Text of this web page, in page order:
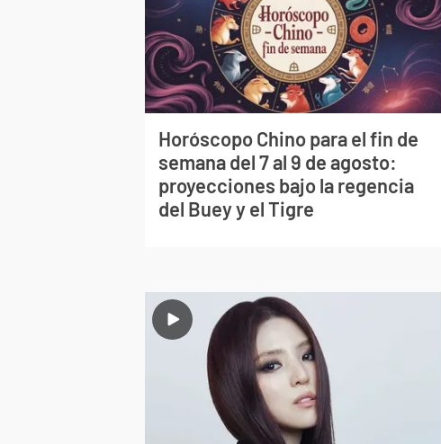
Horóscopo Chino para el fin de
semana del 7 al 9 de agosto:
proyecciones bajo la regencia
del Buey y el Tigre